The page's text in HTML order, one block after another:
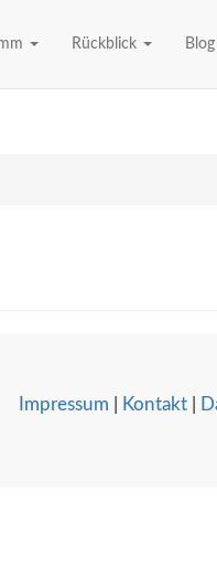
Rückblick Blog
Impressum Kontakt